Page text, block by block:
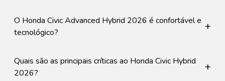
O Honda Civic Advanced Hybrid 2026 é confortável e
tecnológico?
+
Quais são as principais críticas ao Honda Civic Hybrid
2026?
+